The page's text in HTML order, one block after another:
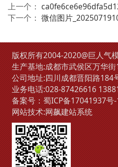
上一个：
下一个： 微信图片
版权所有2004-2020@巨人气
生产基地:成都市武侯区万华
公司地址:四川成都晋阳路184
业务电话:028-87426616
备案号：蜀ICP备17041937号
网站技术:网飙建站系统